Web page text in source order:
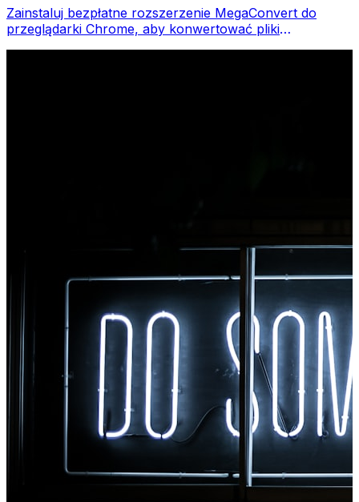
Zainstaluj bezpłatne rozszerzenie MegaConvert do
przeglądarki Chrome, aby konwertować pliki